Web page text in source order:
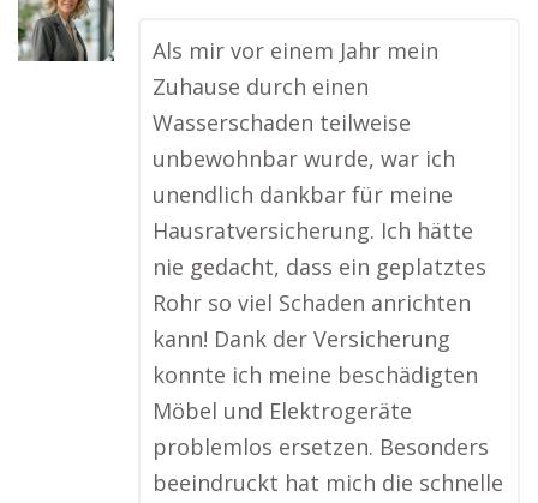
Als mir vor einem Jahr mein
Zuhause durch einen
Wasserschaden teilweise
unbewohnbar wurde, war ich
unendlich dankbar für meine
Hausratversicherung. Ich hätte
nie gedacht, dass ein geplatztes
Rohr so viel Schaden anrichten
kann! Dank der Versicherung
konnte ich meine beschädigten
Möbel und Elektrogeräte
problemlos ersetzen. Besonders
beeindruckt hat mich die schnelle